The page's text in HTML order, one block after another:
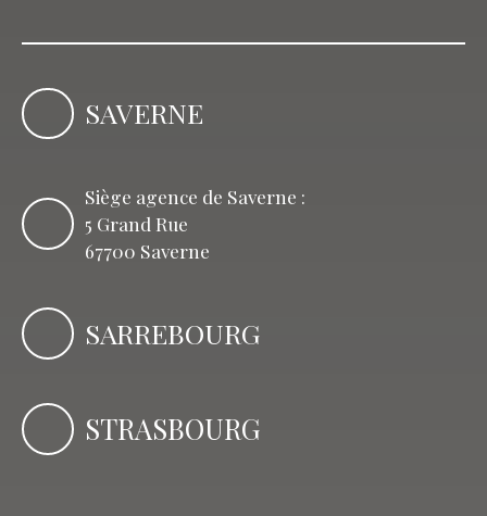
SAVERNE
Siège agence de Saverne :
5 Grand Rue
67700 Saverne
SARREBOURG
STRASBOURG